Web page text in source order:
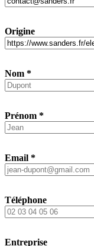
Origine
Nom *
Prénom *
Email *
Téléphone
Entreprise